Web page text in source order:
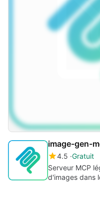
image-gen-
4.5 Gratuit
Serveur MCP
d'images dans